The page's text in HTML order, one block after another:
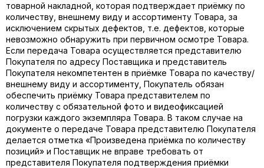
товарной накладной, которая подтверждает приёмку по
количеству, внешнему виду и ассортименту Товара, за
исключением скрытых дефектов, т.е. дефектов, которые
невозможно обнаружить при первичном осмотре Товара.
Если передача Товара осуществляется представителю
Покупателя по адресу Поставщика и представитель
Покупателя некомпетентен в приёмке Товара по качеству/
внешнему виду и ассортименту, Покупатель обязан
обеспечить приёмку Товара представителем по
количеству с обязательной фото и видеофиксацией
погрузки каждого экземпляра Товара. В таком случае на
документе о передаче Товара представителю Покупателя
делается отметка «Произведена приёмка по количеству
позиций» и Поставщик не вправе требовать от
представителя Покупателя подтверждения приёмки